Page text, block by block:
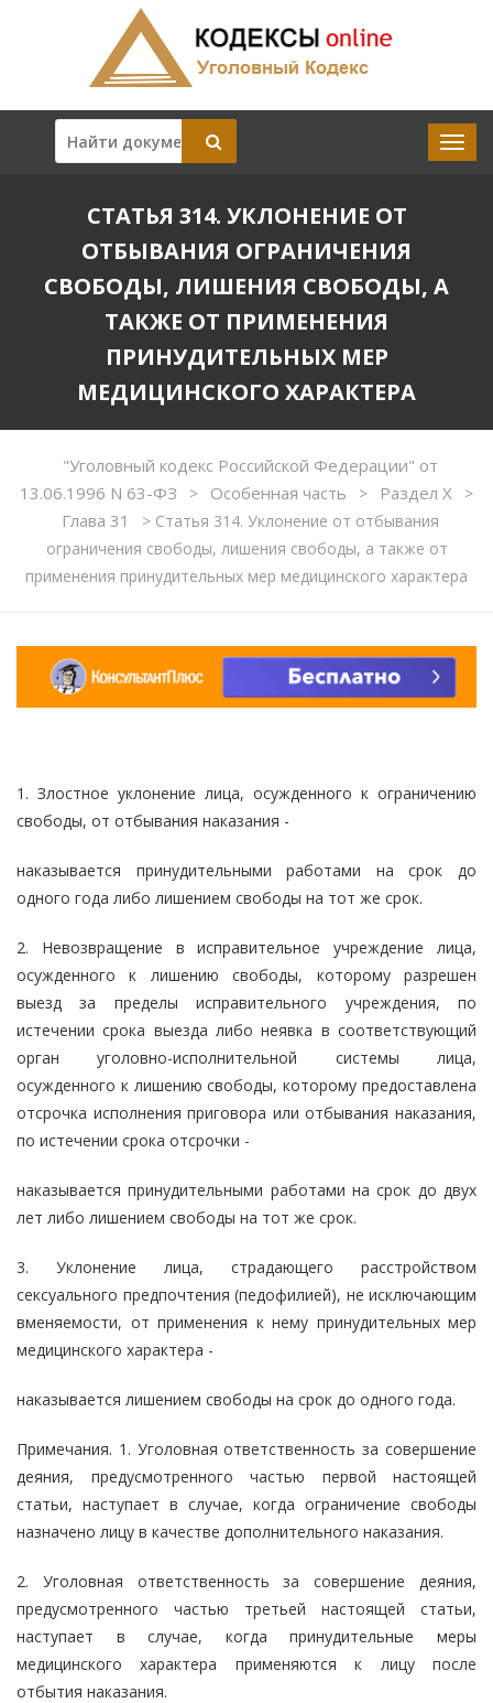
СТАТЬЯ 314. УКЛОНЕНИЕ ОТ
ОТБЫВАНИЯ ОГРАНИЧЕНИЯ
СВОБОДЫ, ЛИШЕНИЯ СВОБОДЫ, А
ТАКЖЕ ОТ ПРИМЕНЕНИЯ
ПРИНУДИТЕЛЬНЫХ МЕР
МЕДИЦИНСКОГО ХАРАКТЕРА
"Уголовный кодекс Российской Федерации" от
13.06.1996 N 63-ФЗ
> Особенная часть > Раздел X >
Глава 31 > Статья 314. Уклонение от отбывания
ограничения свободы, лишения свободы, а также от
применения принудительных мер медицинского характера
1. Злостное уклонение лица, осужденного к ограничению
свободы, от отбывания наказания -
наказывается принудительными работами на срок до
одного года либо лишением свободы на тот же срок.
2. Невозвращение в исправительное учреждение лица,
осужденного к лишению свободы, которому разрешен
выезд за пределы исправительного учреждения, по
истечении срока выезда либо неявка в соответствующий
орган уголовно-исполнительной системы лица,
осужденного к лишению свободы, которому предоставлена
отсрочка исполнения приговора или отбывания наказания,
по истечении срока отсрочки -
наказывается принудительными работами на срок до двух
лет либо лишением свободы на тот же срок.
3. Уклонение лица, страдающего расстройством
сексуального предпочтения (педофилией), не исключающим
вменяемости, от применения к нему принудительных мер
медицинского характера -
наказывается лишением свободы на срок до одного года.
Примечания. 1. Уголовная ответственность за совершение
деяния, предусмотренного частью первой настоящей
статьи, наступает в случае, когда ограничение свободы
назначено лицу в качестве дополнительного наказания.
2. Уголовная ответственность за совершение деяния,
предусмотренного частью третьей настоящей статьи,
наступает в случае, когда принудительные меры
медицинского характера применяются к лицу после
отбытия наказания.